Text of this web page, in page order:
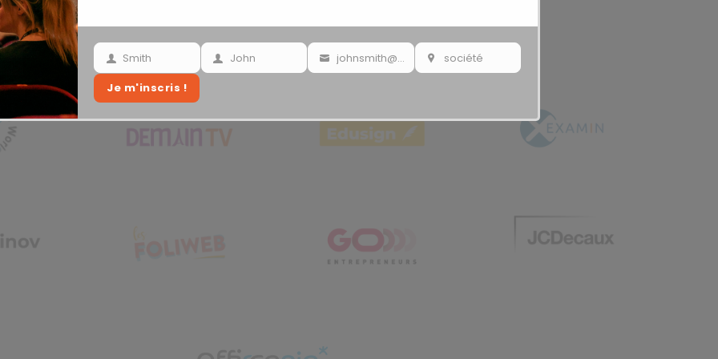
Your
last
Smith
Your
John
Your
johnsmith@example.com
Your
société
Je m'inscris !